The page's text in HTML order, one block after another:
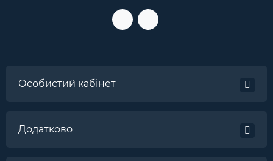
Особистий кабінет
Додатково